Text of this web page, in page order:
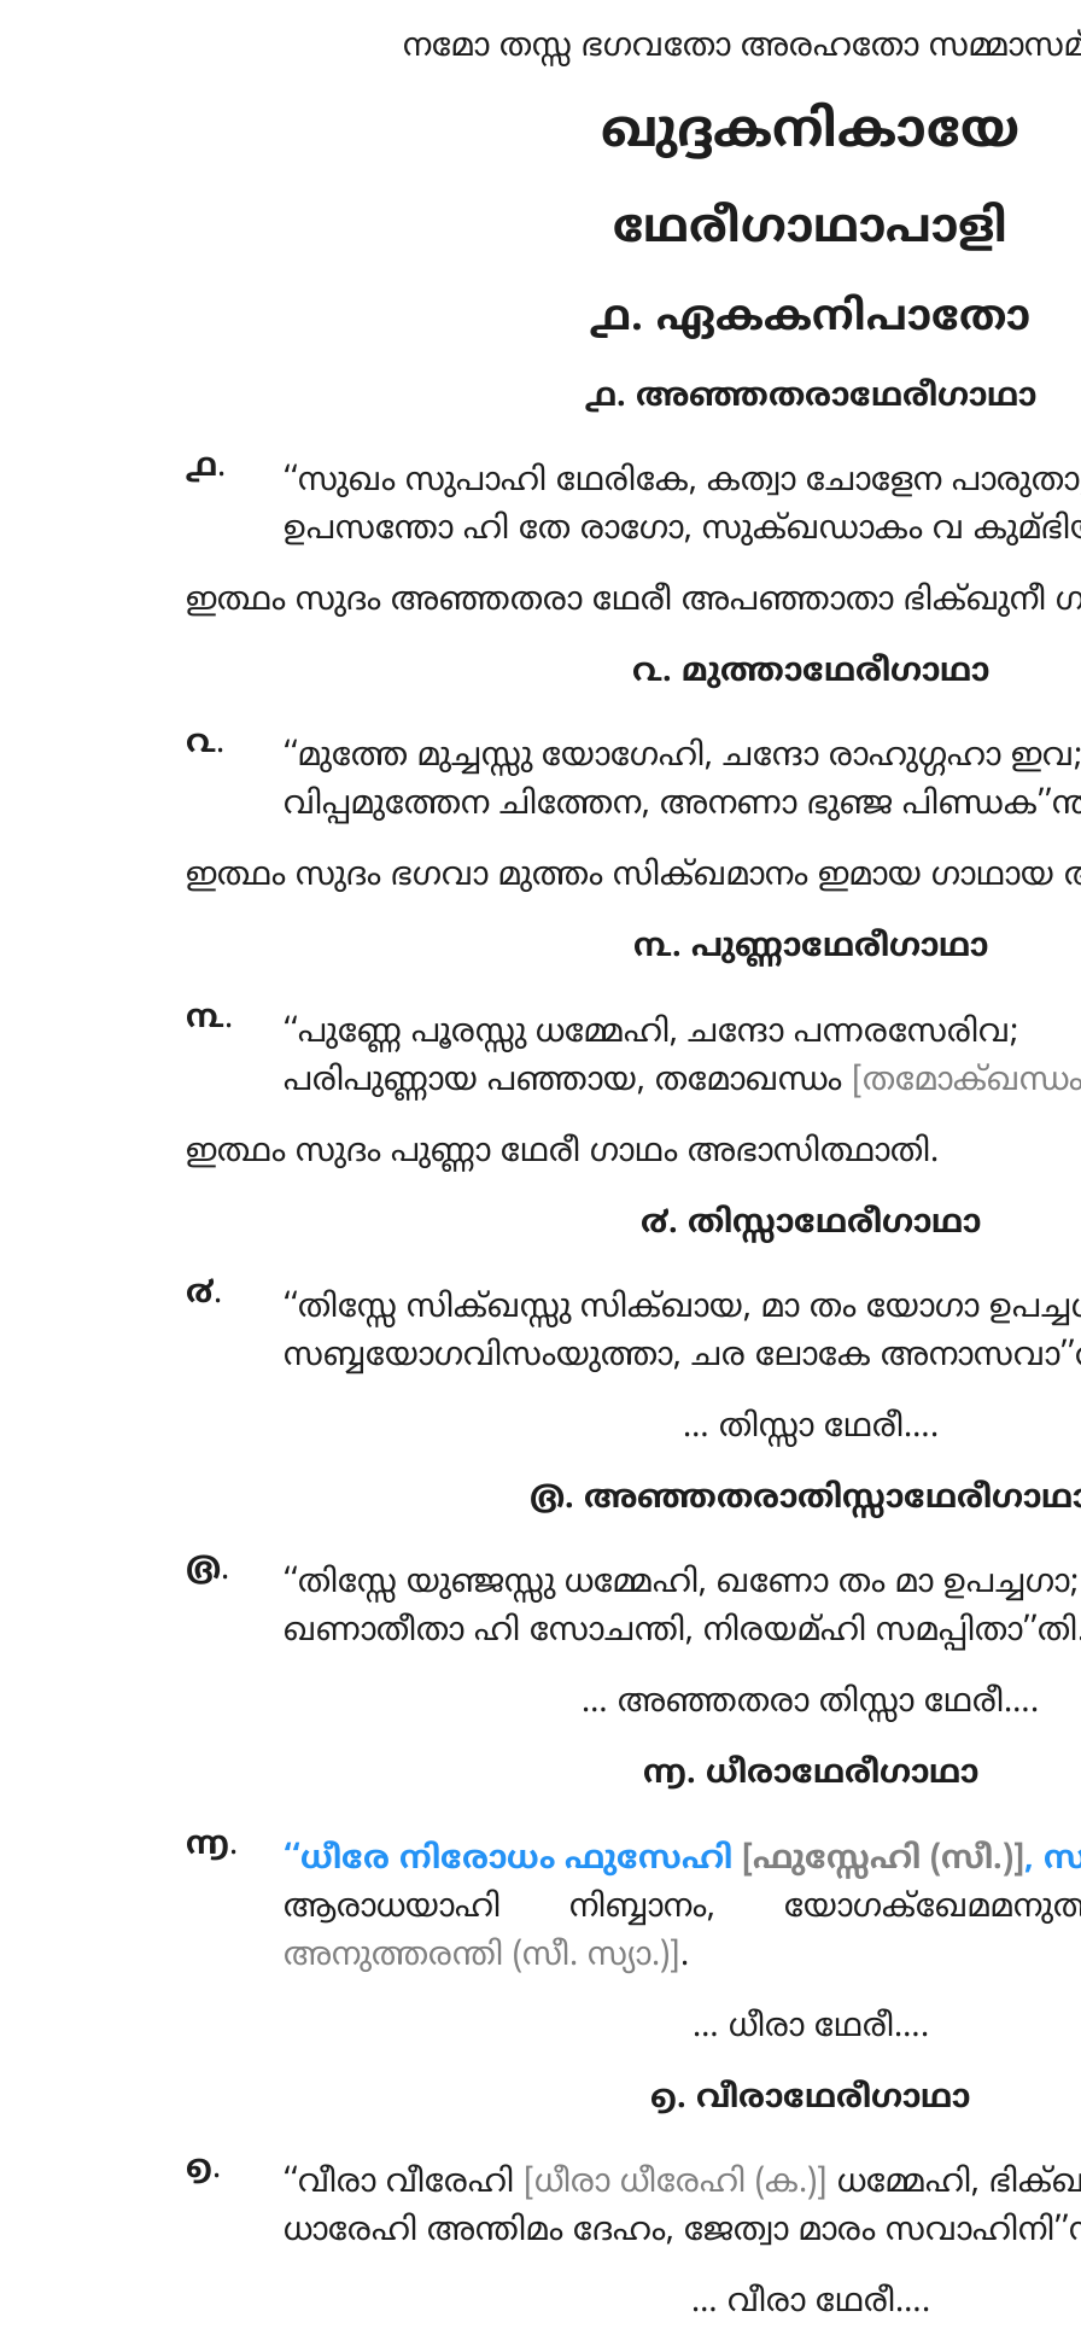
നമോ തസ്സ ഭഗവതോ അരഹതോ
ഖുദ്ദകനികായേ
ഥേരീഗാഥാപാളി
൧. ഏകകനിപാതോ
൧. അഞ്ഞതരാഥേരീഗാഥാ
൧. ‘‘സുഖം സുപാഹി ഥേരികേ, കത്വാ ചോളേന
ഉപസന്തോ ഹി തേ രാഗോ, സുക്ഖഡാകം വ
ഇത്ഥം സുദം അഞ്ഞതരാ ഥേരീ അപഞ്ഞാതാ ഭിക്ഖുനീ
൨. മുത്താഥേരീഗാഥാ
൨. ‘‘മുത്തേ മുച്ചസ്സു യോഗേഹി, ചന്ദോ രാഹുഗ്ഗഹാ ഇവ;
വിപ്പമുത്തേന ചിത്തേന, അനണാ ഭുഞ്ജ
ഇത്ഥം സുദം ഭഗവാ മുത്തം സിക്ഖമാനം ഇമായ
൩. പുണ്ണാഥേരീഗാഥാ
൩.
‘‘പുണ്ണേ പൂരസ്സു ധമ്മേഹി, ചന്ദോ പന്നരസേരിവ;
പരിപുണ്ണായ പഞ്ഞായ, തമോഖന്ധം [തമോക്ഖന്ധം
ഇത്ഥം സുദം പുണ്ണാ ഥേരീ ഗാഥം അഭാസിത്ഥാതി.
൪. തിസ്സാഥേരീഗാഥാ
൪.
‘‘തിസ്സേ സിക്ഖസ്സു സിക്ഖായ, മാ തം യോഗാ
സബ്ബയോഗവിസംയുത്താ, ചര ലോകേ
… തിസ്സാ ഥേരീ….
൫.
൫. ‘‘തിസ്സേ യുഞ്ജസ്സു ധമ്മേഹി, ഖണോ തം മാ ഉപച്ചഗാ;
ഖണാതീതാ ഹി സോചന്തി, നിരയമ്ഹി
… അഞ്ഞതരാ തിസ്സാ ഥേരീ….
൬. ധീരാഥേരീഗാഥാ
൬. ‘‘ധീരേ നിരോധം ഫുസേഹി [ഫുസ്സേഹി (സീ.)],
ആരാധയാഹി നിബ്ബാനം,
അനുത്തരന്തി (സീ. സ്യാ.)] .
… ധീരാ ഥേരീ….
൭. വീരാഥേരീഗാഥാ
൭. ‘‘വീരാ വീരേഹി [ധീരാ ധീരേഹി (ക.)] ധമ്മേഹി,
ധാരേഹി അന്തിമം ദേഹം, ജേത്വാ മാരം
… വീരാ ഥേരീ….